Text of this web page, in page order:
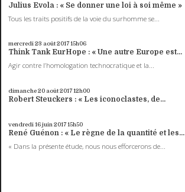
Julius Evola : « Se donner une loi à soi même »
Tous les traits positifs de la voie du surhomme se...
mercredi 23 août 201715h06
Think Tank EurHope : « Une autre Europe est...
Agir contre l’homologation technocratique et la...
dimanche 20 août 201712h00
Robert Steuckers : « Les iconoclastes, de...
vendredi 16juin 201715h50
René Guénon : « Le règne de la quantité et les...
« Dans la présente étude, nous nous efforcerons de...